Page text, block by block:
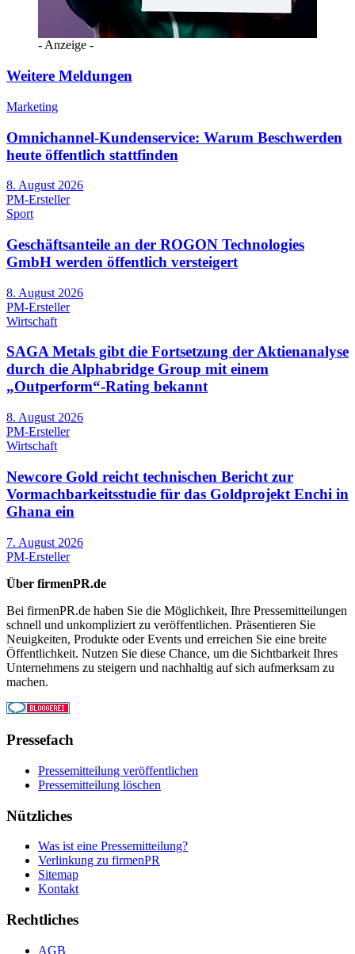
- Anzeige -
Weitere Meldungen
Marketing
Omnichannel-Kundenservice: Warum Beschwerden
heute öffentlich stattfinden
8. August 2026
PM-Ersteller
Sport
Geschäftsanteile an der ROGON Technologies
GmbH werden öffentlich versteigert
8. August 2026
PM-Ersteller
Wirtschaft
SAGA Metals gibt die Fortsetzung der Aktienanalyse
durch die Alphabridge Group mit einem
„Outperform“-Rating bekannt
8. August 2026
PM-Ersteller
Wirtschaft
Newcore Gold reicht technischen Bericht zur
Vormachbarkeitsstudie für das Goldprojekt Enchi in
Ghana ein
7. August 2026
PM-Ersteller
Über firmenPR.de
Bei firmenPR.de haben Sie die Möglichkeit, Ihre Pressemitteilungen
schnell und unkompliziert zu veröffentlichen. Präsentieren Sie
Neuigkeiten, Produkte oder Events und erreichen Sie eine breite
Öffentlichkeit. Nutzen Sie diese Chance, um die Sichtbarkeit Ihres
Unternehmens zu steigern und nachhaltig auf sich aufmerksam zu
machen.
Pressefach
Pressemitteilung veröffentlichen
Pressemitteilung löschen
Nützliches
Was ist eine Pressemitteilung?
Verlinkung zu firmenPR
Sitemap
Kontakt
Rechtliches
AGB